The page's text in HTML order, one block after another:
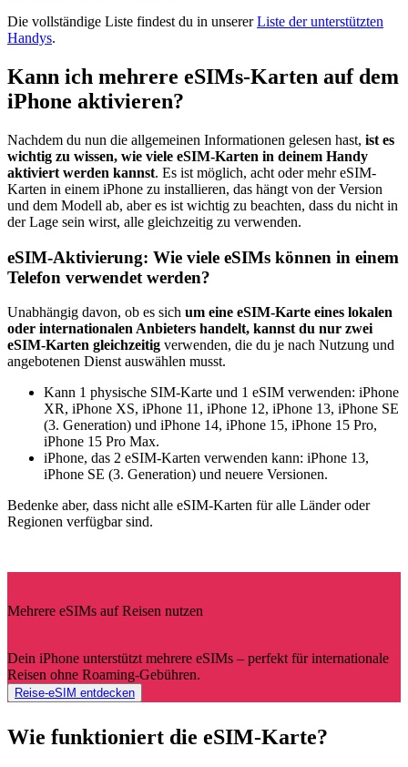
Die vollständige Liste findest du in unsererListe der unterstützten
Handys.
Kann ich mehrere eSIMs-Karten auf dem
iPhone aktivieren?
Nachdem du nun die allgemeinen Informationen gelesen hast, ist es
wichtig zu wissen, wie viele eSIM-Karten in deinem Handy
aktiviert werden kannst. Es ist möglich, acht oder mehr eSIM-
Karten in einem iPhone zu installieren, das hängt von der Version
und dem Modell ab, aber es ist wichtig zu beachten, dass du nicht in
der Lage sein wirst, alle gleichzeitig zu verwenden.
eSIM-Aktivierung: Wie viele eSIMs können in einem
Telefon verwendet werden?
Unabhängig davon, ob es sich um eine eSIM-Karte eines lokalen
oder internationalen Anbieters handelt, kannst du nur zwei
eSIM-Karten gleichzeitig verwenden, die du je nach Nutzung und
angebotenen Dienst auswählen musst.
Kann 1 physische SIM-Karte und 1 eSIM verwenden: iPhone
XR, iPhone XS, iPhone 11, iPhone 12, iPhone 13, iPhone SE
(3. Generation) und iPhone 14, iPhone 15, iPhone 15 Pro,
iPhone 15 Pro Max.
iPhone, das 2 eSIM-Karten verwenden kann: iPhone 13,
iPhone SE (3. Generation) und neuere Versionen.
Bedenke aber, dass nicht alle eSIM-Karten für alle Länder oder
Regionen verfügbar sind.
Mehrere eSIMs auf Reisen nutzen
Dein iPhone unterstützt mehrere eSIMs – perfekt für internationale
Reisen ohne Roaming-Gebühren.
Reise-eSIM entdecken
Wie funktioniert die eSIM-Karte?